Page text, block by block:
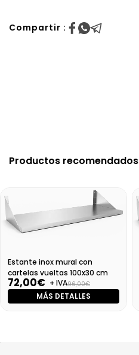
Compartir :
Productos recomendados
Estante inox mural con
cartelas vueltas 100x30 cm
72,00€ + IVA96,00€
MÁS DETALLES